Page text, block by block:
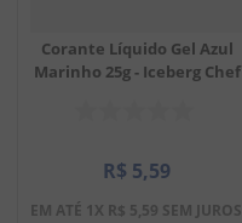
Corante Líquido Gel Azul
Marinho 25g - Iceberg Chef
R$ 5,59
EM ATÉ 1X R$ 5,59 SEM JUROS